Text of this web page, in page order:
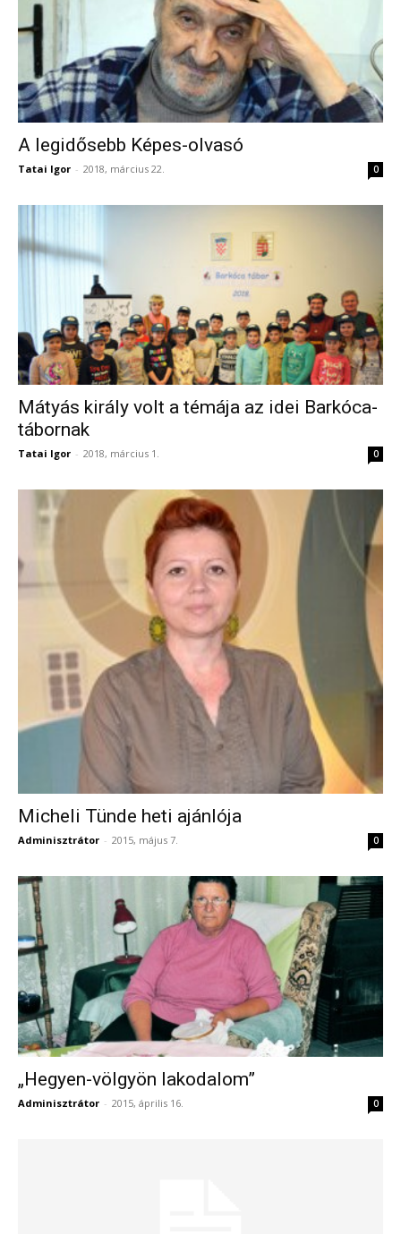
A legidősebb Képes-olvasó
Tatai Igor - 2018, március 22. 0
Mátyás király volt a témája az idei Barkóca-
tábornak
Tatai Igor - 2018, március 1. 0
Micheli Tünde heti ajánlója
Adminisztrátor - 2015, május 7. 0
„Hegyen-völgyön lakodalom”
Adminisztrátor - 2015, április 16. 0